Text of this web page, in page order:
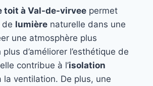
toit à Val-de-virvee permet
de lumière naturelle dans une
une atmosphère plus
d’améliorer l’esthétique de
contribue à l’isolation
la ventilation. De plus, une